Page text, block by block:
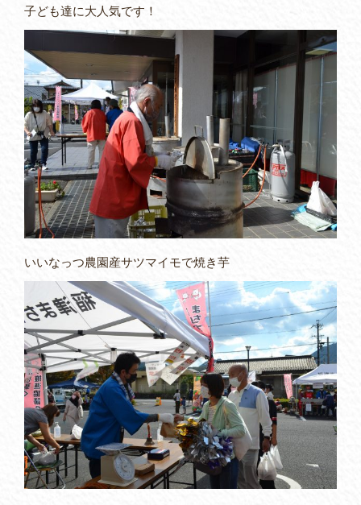
子ども達に大人気です！
いいなっつ農園産サツマイモで焼き芋